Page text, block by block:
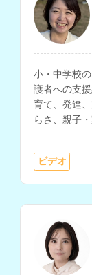
小・中学校
護者への支
育て、発達
らさ、親子
ビデオ